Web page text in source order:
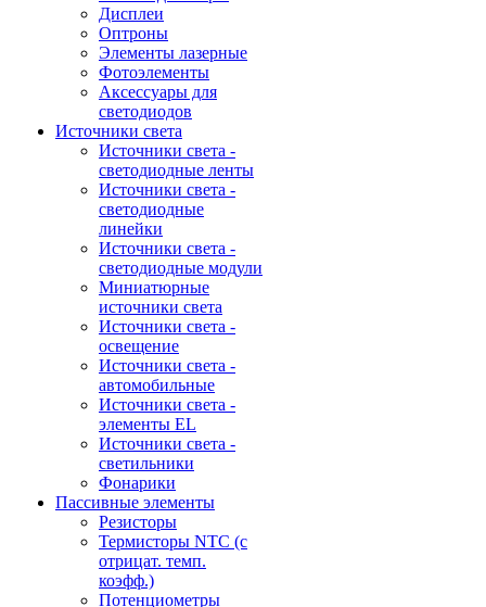
Дисплеи
Оптроны
Элементы лазерные
Фотоэлементы
Аксессуары для
светодиодов
Источники света
Источники света -
светодиодные ленты
Источники света -
светодиодные
линейки
Источники света -
светодиодные модули
Миниатюрные
источники света
Источники света -
освещение
Источники света -
автомобильные
Источники света -
элементы EL
Источники света -
светильники
Фонарики
Пассивные элементы
Резисторы
Термисторы NTC (с
отрицат. темп.
коэфф.)
Потенциометры